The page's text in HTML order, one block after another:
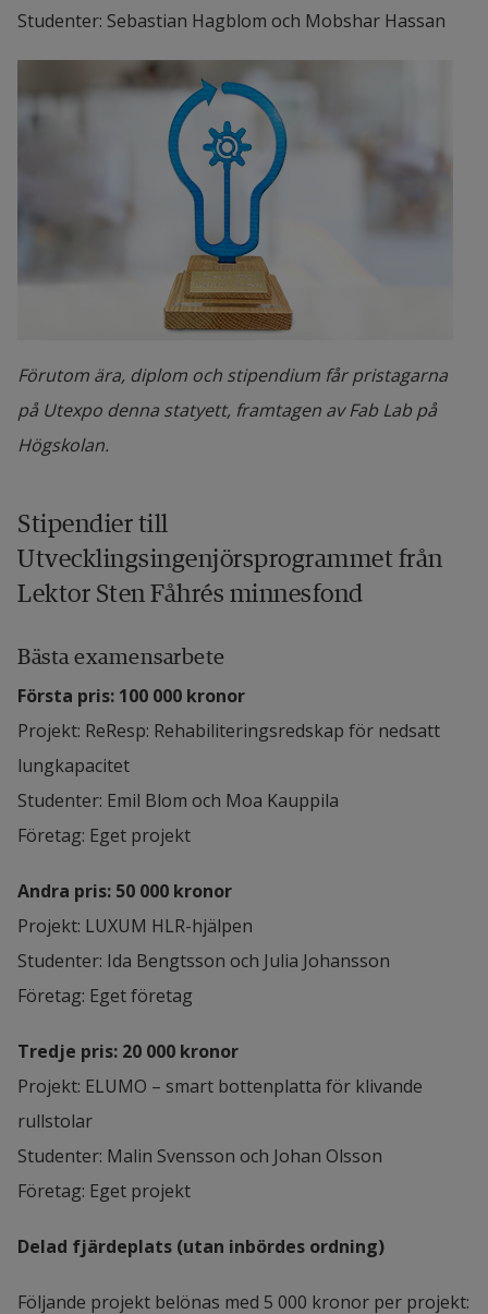
Studenter: Sebastian Hagblom och Mobshar Hassan
Förutom ära, diplom och stipendium får pristagarna
på Utexpo denna statyett, framtagen av Fab Lab på
Högskolan.
Stipendier till
Utvecklingsingenjörsprogrammet från
Lektor Sten Fåhrés minnesfond
Bästa examensarbete
Första pris: 100 000 kronor
Projekt: ReResp: Rehabiliteringsredskap för nedsatt
lungkapacitet
Studenter: Emil Blom och Moa Kauppila
Företag: Eget projekt
Andra pris: 50 000 kronor
Projekt: LUXUM HLR-hjälpen
Studenter: Ida Bengtsson och Julia Johansson
Företag: Eget företag
Tredje pris: 20 000 kronor
Projekt: ELUMO – smart bottenplatta för klivande
rullstolar
Studenter: Malin Svensson och Johan Olsson
Företag: Eget projekt
Delad fjärdeplats (utan inbördes ordning)
Följande projekt belönas med 5 000 kronor per projekt: